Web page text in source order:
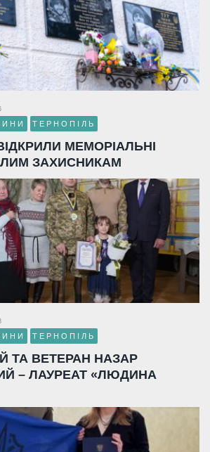
ТЕРНОПІЛЬ
МЕМОРІАЛЬНІ
ЗАХИСНИКАМ
ТЕРНОПІЛЬ
ТА ВЕТЕРАН НАЗАР
– ЛАУРЕАТ «ЛЮДИНА